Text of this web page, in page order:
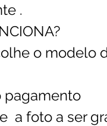
.
o modelo
pagamento
a foto a ser